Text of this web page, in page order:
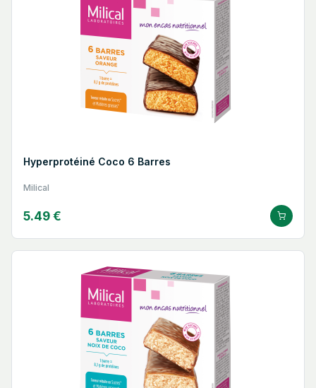
Hyperprotéiné Coco 6 Barres
Milical
5.49 €